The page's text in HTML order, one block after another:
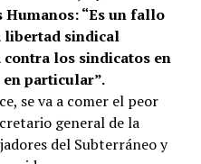
“Es un fallo
libertad sindical
los sindicatos en
particular”.
se va a comer el peor
general de la
del Subterráneo y